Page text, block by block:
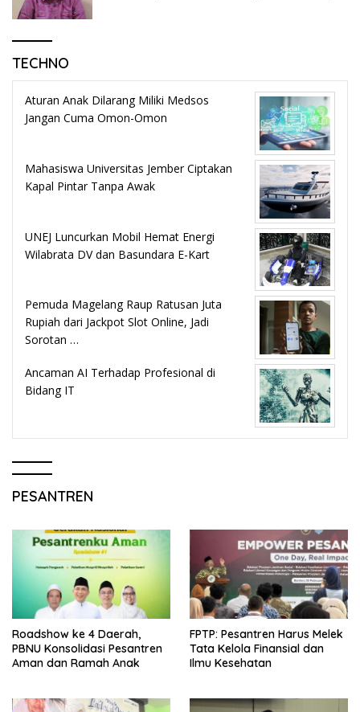
TECHNO
Aturan Anak Dilarang Miliki Medsos
Jangan Cuma Omon-Omon
Mahasiswa Universitas Jember Ciptakan
Kapal Pintar Tanpa Awak
UNEJ Luncurkan Mobil Hemat Energi
Wilabrata DV dan Basundara E-Kart
Pemuda Magelang Raup Ratusan Juta
Rupiah dari Jackpot Slot Online, Jadi
Sorotan …
Ancaman AI Terhadap Profesional di
Bidang IT
PESANTREN
Roadshow ke 4 Daerah,
PBNU Konsolidasi Pesantren
Aman dan Ramah Anak
FPTP: Pesantren Harus Melek
Tata Kelola Finansial dan
Ilmu Kesehatan